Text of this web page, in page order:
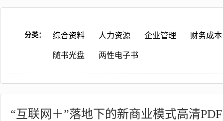
分类： 综合资料 人力资源 企业管理 财务成本
随书光盘 两性电子书
“互联网＋”落地下的新商业模式高清